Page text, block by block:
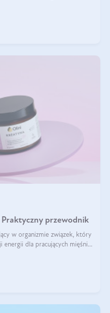
przewodnik
w organizmie związek, który
dla pracujących mięśni.